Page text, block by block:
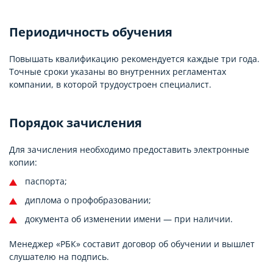
Периодичность обучения
Повышать квалификацию рекомендуется каждые три года.
Точные сроки указаны во внутренних регламентах
компании, в которой трудоустроен специалист.
Порядок зачисления
Для зачисления необходимо предоставить электронные
копии:
паспорта;
диплома о профобразовании;
документа об изменении имени — при наличии.
Менеджер «РБК» составит договор об обучении и вышлет
слушателю на подпись.